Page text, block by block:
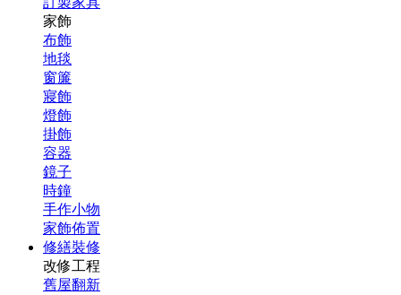
家飾
布飾
地毯
窗簾
寢飾
燈飾
掛飾
容器
鏡子
時鐘
手作小物
家飾佈置
修繕裝修
改修工程
舊屋翻新